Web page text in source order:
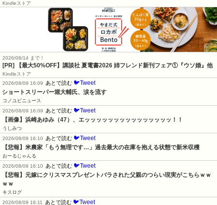
Kindleストア
2026/08/14 まで！
[PR] 【最大50%OFF】講談社 夏電書2026 姉フレンド新刊フェア①『ウソ婚』他
Kindleストア
2026/08/09 16:09
あとで読む 🐦Tweet
ショートスリーパー堀大輔氏、涙を流す
コノユビニュース
2026/08/09 16:09
あとで読む 🐦Tweet
【画像】浜崎あゆみ（47）、エッッッッッッッッッッッッッッッ！！
うしみつ
2026/08/09 16:10
あとで読む 🐦Tweet
【悲報】米農家「もう無理です…」過去最大の在庫を抱える状態で新米収穫
おーるじゃんる
2026/08/09 16:10
あとで読む 🐦Tweet
【悲報】元嫁にクリスマスプレゼントバラされた父親のつらい現実がこちらｗｗ
ｗｗ
キスログ
2026/08/09 16:11
あとで読む 🐦Tweet